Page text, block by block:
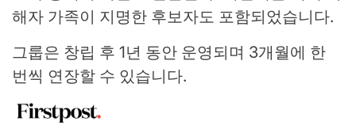
해자 가족이 지명한 후보자도 포함되었습니다.
그룹은 창립 후 1년 동안 운영되며 3개월에 한
번씩 연장할 수 있습니다.